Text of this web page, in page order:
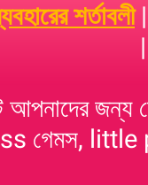
শর্তাবলী
little